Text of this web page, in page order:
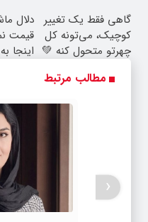
گاهی فقط یک تغییر
کوچیک، می‌تونه کل
چهرتو متحول کنه 💚
دلال
قیمت
اینجا
مطالب مرتبط
‹